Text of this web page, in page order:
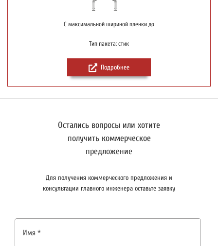
С максимальной шириной пленки до
Тип пакета: стик
Подробнее
Остались вопросы или хотите
получить коммерческое
предложение
Для получения коммерческого предложения и
консультации главного инженера оставьте заявку